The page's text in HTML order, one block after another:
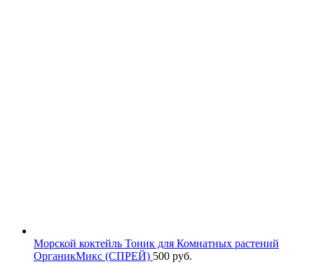
Морской коктейль Тоник для Комнатных растений
ОрганикМикс (СПРЕЙ) 500 руб.